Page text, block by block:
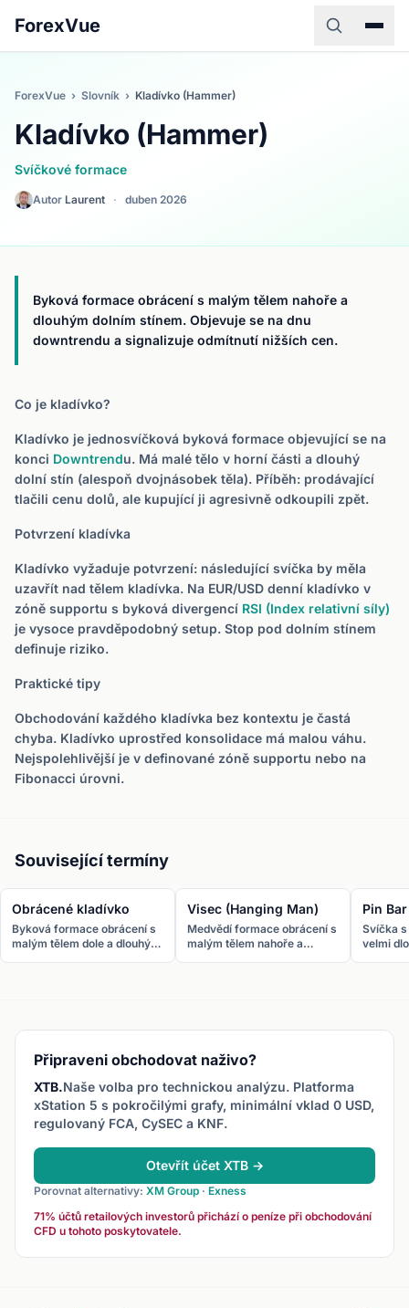
ForexVue
ForexVue › Slovník › Kladívko (Hammer)
Kladívko (Hammer)
Svíčkové formace
Autor Laurent · duben 2026
Byková formace obrácení s malým tělem nahoře a
dlouhým dolním stínem. Objevuje se na dnu
downtrendu a signalizuje odmítnutí nižších cen.
Co je kladívko?
Kladívko je jednosvíčková byková formace objevující se na
konci Downtrendu. Má malé tělo v horní části a dlouhý
dolní stín (alespoň dvojnásobek těla). Příběh: prodávající
tlačili cenu dolů, ale kupující ji agresivně odkoupili zpět.
Potvrzení kladívka
Kladívko vyžaduje potvrzení: následující svíčka by měla
uzavřít nad tělem kladívka. Na EUR/USD denní kladívko v
zóně supportu s byková divergencí RSI (Index relativní síly)
je vysoce pravděpodobný setup. Stop pod dolním stínem
definuje riziko.
Praktické tipy
Obchodování každého kladívka bez kontextu je častá
chyba. Kladívko uprostřed konsolidace má malou váhu.
Nejspolehlivější je v definované zóně supportu nebo na
Fibonacci úrovni.
Související termíny
Obrácené kladívko
Byková formace obrácení s
malým tělem dole a dlouhým
Visec (Hanging Man)
Medvědí formace obrácení s
malým tělem nahoře a
Pin Bar
Svíčka
velmi
Připraveni obchodovat naživo?
XTB.Naše volba pro technickou analýzu. Platforma
xStation 5 s pokročilými grafy, minimální vklad 0 USD,
regulovaný FCA, CySEC a KNF.
Otevřít účet XTB →
Porovnat alternativy: XM Group · Exness
71% účtů retailových investorů přichází o peníze při obchodování
CFD u tohoto poskytovatele.